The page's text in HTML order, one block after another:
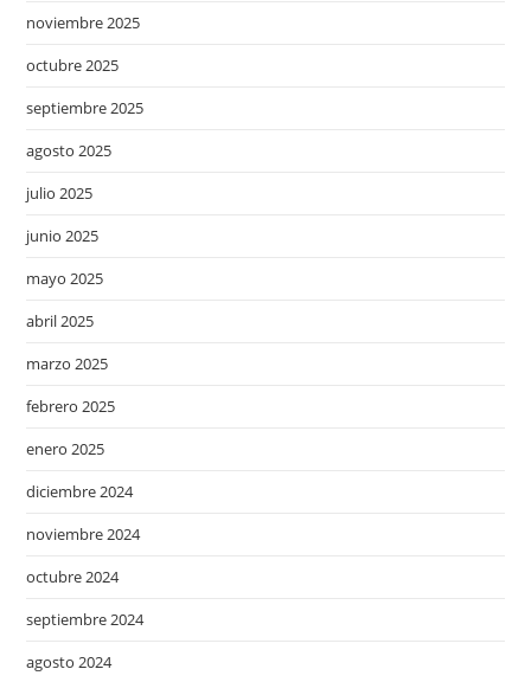
noviembre 2025
octubre 2025
septiembre 2025
agosto 2025
julio 2025
junio 2025
mayo 2025
abril 2025
marzo 2025
febrero 2025
enero 2025
diciembre 2024
noviembre 2024
octubre 2024
septiembre 2024
agosto 2024